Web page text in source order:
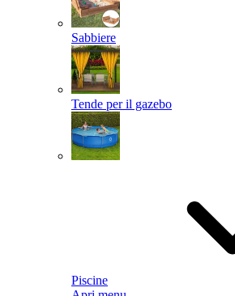
Sabbiere
Tende per il gazebo
Piscine